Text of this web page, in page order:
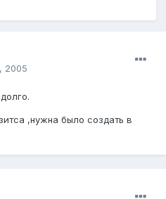
2005
,нужна было создать в